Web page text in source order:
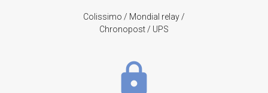
Colissimo / Mondial relay /
Chronopost / UPS
lock